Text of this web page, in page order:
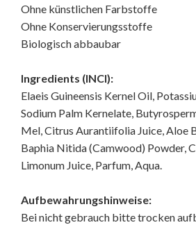
Ohne künstlichen Farbstoffe
Ohne Konservierungsstoffe
Biologisch abbaubar
Ingredients (INCI):
Elaeis Guineensis Kernel Oil,
Sodium Palm Kernelate,
Mel, Citrus Aurantiifolia Juice, Aloe
Baphia Nitida (Camwood) Powder,
Limonum Juice, Parfum, Aqua.
Aufbewahrungshinweise:
Bei nicht gebrauch bitte trocken